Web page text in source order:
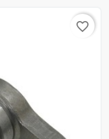
favorite_border